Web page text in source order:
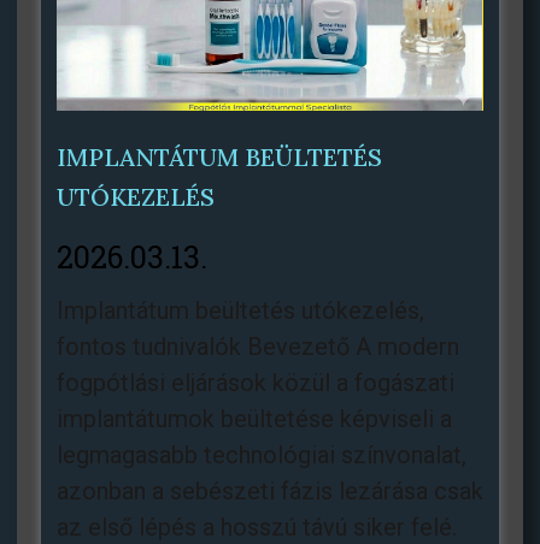
IMPLANTÁTUM BEÜLTETÉS
UTÓKEZELÉS
2026.03.13.
Implantátum beültetés utókezelés,
fontos tudnivalók Bevezető A modern
fogpótlási eljárások közül a fogászati
implantátumok beültetése képviseli a
legmagasabb technológiai színvonalat,
azonban a sebészeti fázis lezárása csak
az első lépés a hosszú távú siker felé.